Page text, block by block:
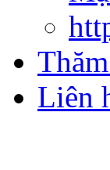
Liên